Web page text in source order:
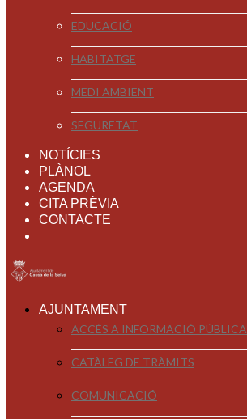
EDUCACIÓ
HABITATGE
MEDI AMBIENT
SEGURETAT
NOTÍCIES
PLÀNOL
AGENDA
CITA PRÈVIA
CONTACTE
AJUNTAMENT
ACCÉS A INFORMACIÓ PÚBLICA
CATÀLEG DE TRÀMITS
COMUNICACIÓ